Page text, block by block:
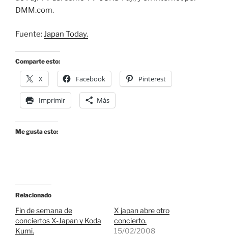
DMM.com.
Fuente:Japan Today.
Comparte esto:
X Facebook Pinterest
Imprimir Más
Me gusta esto:
Relacionado
Fin de semana de
conciertos X-Japan y Koda
Kumi.
X japan abre otro
concierto.
15/02/2008